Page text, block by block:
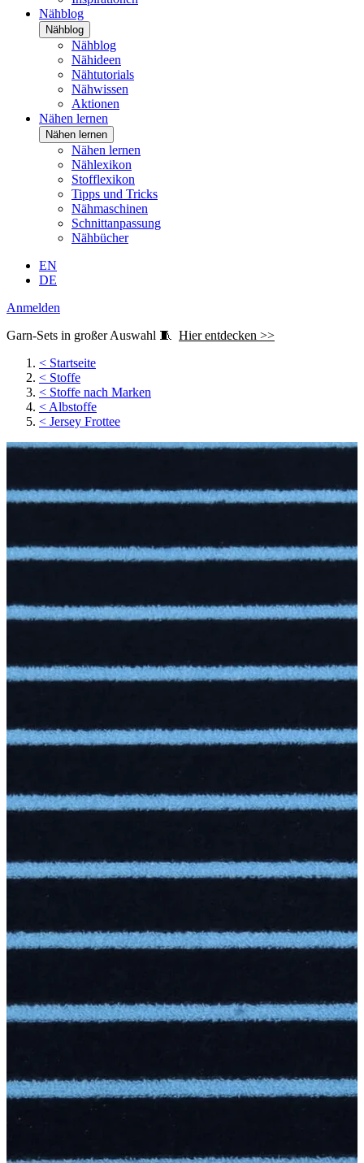
Nähblog
Nähblog
Nähblog
Nähideen
Nähtutorials
Nähwissen
Aktionen
Nähen lernen
Nähen lernen
Nähen lernen
Nählexikon
Stofflexikon
Tipps und Tricks
Nähmaschinen
Schnittanpassung
Nähbücher
EN
DE
Anmelden
Garn-Sets in großer Auswahl 🧵 Hier entdecken >>
< Startseite
< Stoffe
< Stoffe nach Marken
< Albstoffe
< Jersey Frottee